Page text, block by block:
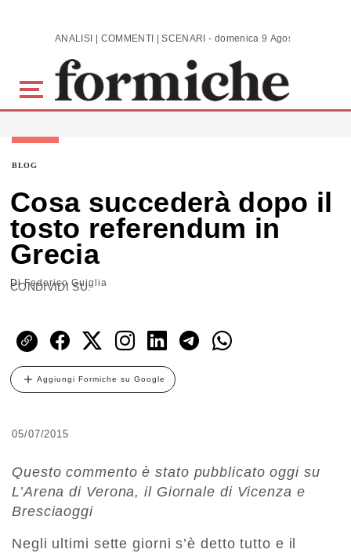
Skip to main content ANALISI | COMMENTI | SCENARI - domenica 9 Agosto 2026
BLOG
Cosa succederà dopo il
tosto referendum in
Grecia
DiFederico Guiglia
CONDIVIDI SU:
Aggiungi Formiche su Google
05/07/2015
Questo commento è stato pubblicato oggi su
L’Arena di Verona, il Giornale di Vicenza e
Bresciaoggi
Negli ultimi sette giorni s’è detto tutto e il